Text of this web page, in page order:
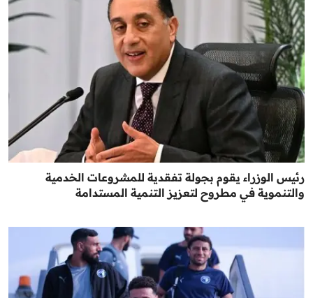
رئيس الوزراء يقوم بجولة تفقدية للمشروعات الخدمية
والتنموية في مطروح لتعزيز التنمية المستدامة